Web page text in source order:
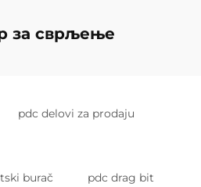
за сврљење
pdc delovi za prodaju
burač pdc drag bit